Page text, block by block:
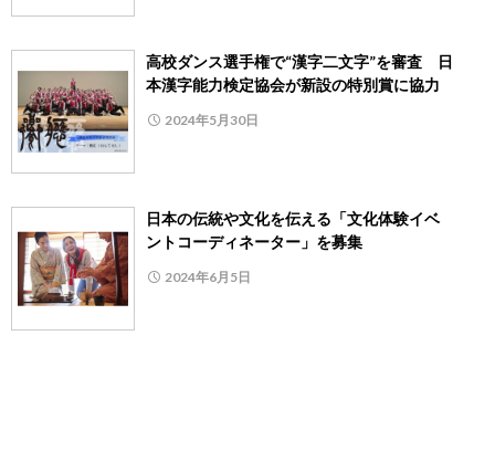
高校ダンス選手権で“漢字二文字”を審査 日
本漢字能力検定協会が新設の特別賞に協力
2024年5月30日
日本の伝統や文化を伝える「文化体験イベ
ントコーディネーター」を募集
2024年6月5日